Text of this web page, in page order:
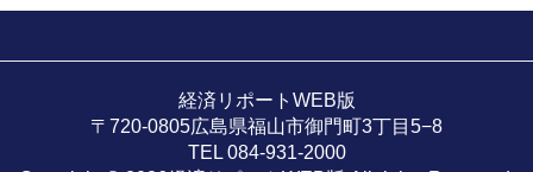
経済リポートWEB版
〒720-0805広島県福山市御門町3丁目5−8
TEL 084-931-2000